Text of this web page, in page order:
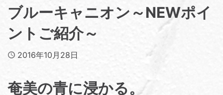
ブルーキャニオン～NEWポイ
ントご紹介～
Published
2016年10月28日
奄美の青に浸かる。